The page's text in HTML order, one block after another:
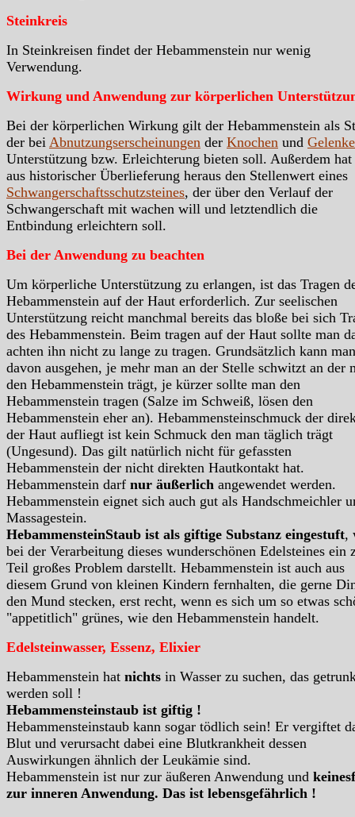
Steinkreis
In Steinkreisen findet der Hebammenstein nur wenig
Verwendung.
Wirkung und Anwendung zur körperlichen
Bei der körperlichen Wirkung gilt der Hebammenstein als
der bei Abnutzungserscheinungen der Knochen und Gelenke
Unterstützung bzw. Erleichterung bieten soll. Außerdem hat
aus historischer Überlieferung heraus den Stellenwert eines
Schwangerschaftsschutzsteines, der über den Verlauf der
Schwangerschaft mit wachen will und letztendlich die
Entbindung erleichtern soll.
Bei der Anwendung zu beachten
Um körperliche Unterstützung zu erlangen, ist das Tragen
Hebammenstein auf der Haut erforderlich. Zur seelischen
Unterstützung reicht manchmal bereits das bloße bei sich
des Hebammenstein. Beim tragen auf der Haut sollte man
achten ihn nicht zu lange zu tragen. Grundsätzlich kann man
davon ausgehen, je mehr man an der Stelle schwitzt an der
den Hebammenstein trägt, je kürzer sollte man den
Hebammenstein tragen (Salze im Schweiß, lösen den
Hebammenstein eher an). Hebammensteinschmuck der
der Haut aufliegt ist kein Schmuck den man täglich trägt
(Ungesund). Das gilt natürlich nicht für gefassten
Hebammenstein der nicht direkten Hautkontakt hat.
Hebammenstein darf nur äußerlich angewendet werden.
Hebammenstein eignet sich auch gut als Handschmeichler
Massagestein.
HebammensteinStaub ist als giftige Substanz eingestuft,
bei der Verarbeitung dieses wunderschönen Edelsteines ein
Teil großes Problem darstellt. Hebammenstein ist auch aus
diesem Grund von kleinen Kindern fernhalten, die gerne
den Mund stecken, erst recht, wenn es sich um so etwas
"appetitlich" grünes, wie den Hebammenstein handelt.
Edelsteinwasser, Essenz, Elixier
Hebammenstein hat nichts in Wasser zu suchen, das
werden soll !
Hebammensteinstaub ist giftig !
Hebammensteinstaub kann sogar tödlich sein! Er vergiftet
Blut und verursacht dabei eine Blutkrankheit dessen
Auswirkungen ähnlich der Leukämie sind.
Hebammenstein ist nur zur äußeren Anwendung und
zur inneren Anwendung. Das ist lebensgefährlich !